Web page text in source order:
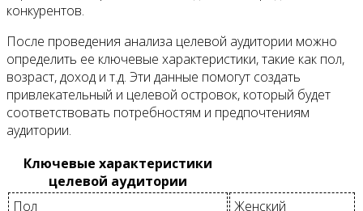
конкурентов.
После проведения анализа целевой аудитории можно
определить ее ключевые характеристики, такие как пол,
возраст, доход и т.д. Эти данные помогут создать
привлекательный и целевой островок, который будет
соответствовать потребностям и предпочтениям
аудитории.
Ключевые характеристики
целевой аудитории
Пол
Женский